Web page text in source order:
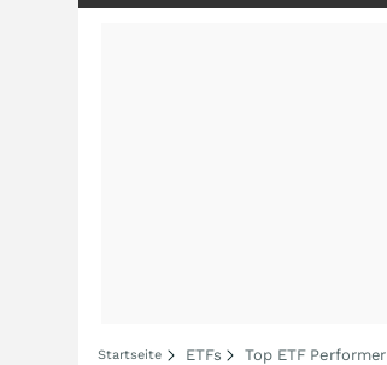
Startseite ETFs Top ETF Performer